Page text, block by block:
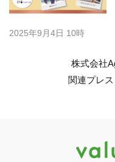
2025年9月4日 10時
株式会社
関連プレ